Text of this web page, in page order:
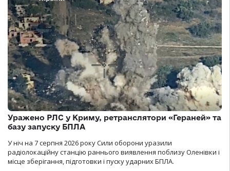
Уражено РЛС у Криму, ретранслятори «Гераней» та
базу запуску БПЛА
У ніч на 7 серпня 2026 року Сили оборони уразили
радіолокаційну станцію раннього виявлення поблизу Оленівки і
місце зберігання, підготовки і пуску ударних БПЛА.